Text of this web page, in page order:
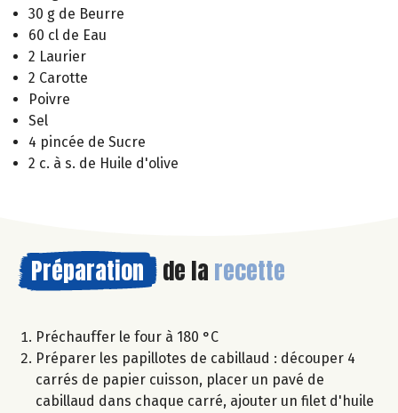
30 g de Beurre
60 cl de Eau
2 Laurier
2 Carotte
Poivre
Sel
4 pincée de Sucre
2 c. à s. de Huile d'olive
Préparation de la recette
Préchauffer le four à 180 °C
Préparer les papillotes de cabillaud : découper 4
carrés de papier cuisson, placer un pavé de
cabillaud dans chaque carré, ajouter un filet d'huile